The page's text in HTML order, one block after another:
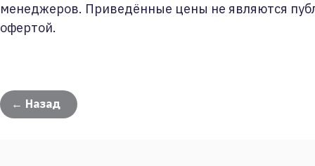
менеджеров. Приведённые цены не являются
офертой.
← Назад